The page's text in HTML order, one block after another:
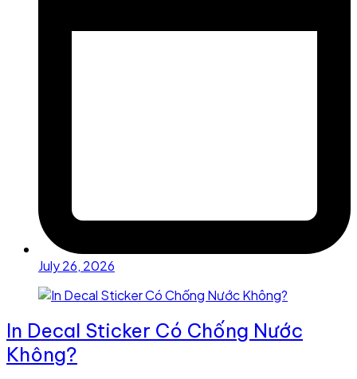
July 26, 2026
In Decal Sticker Có Chống Nước
Không?